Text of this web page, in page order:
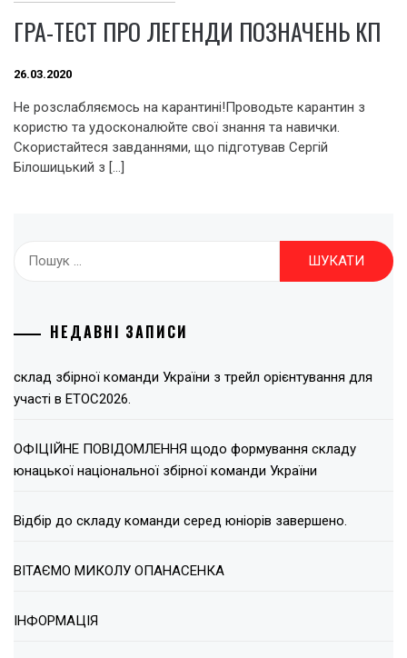
ГРА-ТЕСТ ПРО ЛЕГЕНДИ ПОЗНАЧЕНЬ КП
26.03.2020
Не розслабляємось на карантині!Проводьте карантин з
користю та удосконалюйте свої знання та навички.
Скористайтеся завданнями, що підготував Сергій
Білошицький з […]
НЕДАВНІ ЗАПИСИ
склад збірної команди України з трейл орієнтування для
участі в ЕТОС2026.
ОФІЦІЙНЕ ПОВІДОМЛЕННЯ щодо формування складу
юнацької національної збірної команди України
Відбір до складу команди серед юніорів завершено.
ВІТАЄМО МИКОЛУ ОПАНАСЕНКА
ІНФОРМАЦІЯ